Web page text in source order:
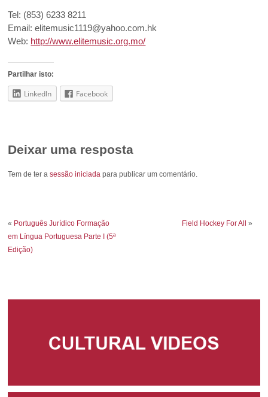
Tel: (853) 6233 8211
Email: elitemusic1119@yahoo.com.hk
Web: http://www.elitemusic.org.mo/
Partilhar isto:
LinkedIn Facebook
Deixar uma resposta
Tem de ter asessão iniciada para publicar um comentário.
« Português Jurídico Formação
em Língua Portuguesa Parte I (5ª
Edição)
Field Hockey For All »